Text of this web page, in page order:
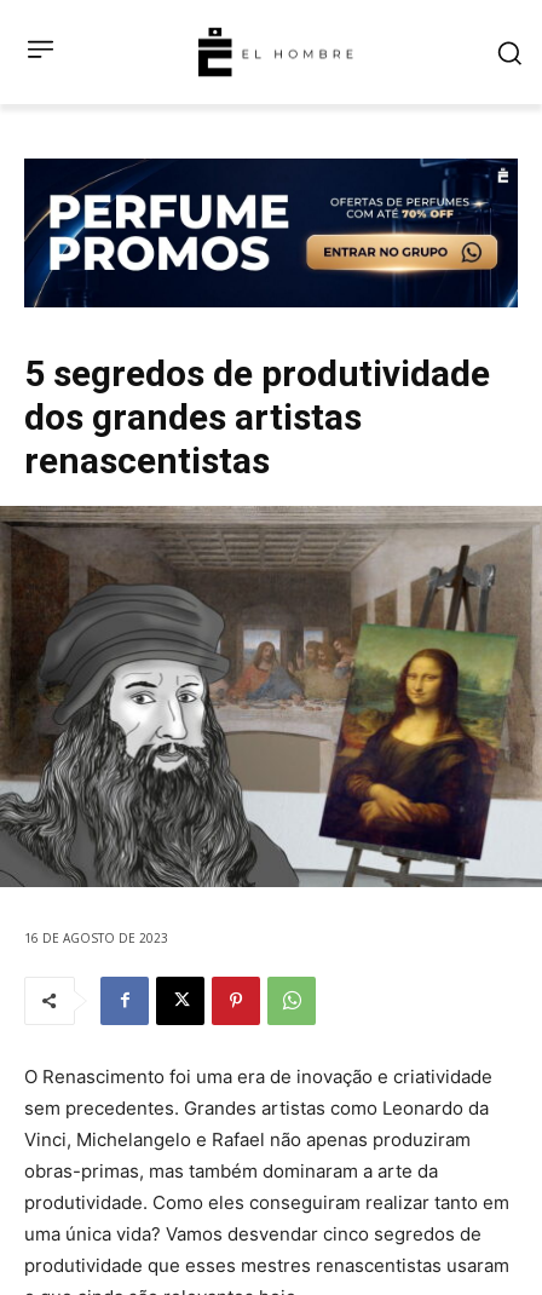
5 segredos de produtividade
dos grandes artistas
renascentistas
16 DE AGOSTO DE 2023
O Renascimento foi uma era de inovação e criatividade
sem precedentes. Grandes artistas como Leonardo da
Vinci, Michelangelo e Rafael não apenas produziram
obras-primas, mas também dominaram a arte da
produtividade. Como eles conseguiram realizar tanto em
uma única vida? Vamos desvendar cinco segredos de
produtividade que esses mestres renascentistas usaram